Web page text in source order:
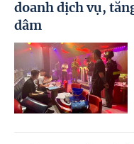
doanh dịch vụ,
dâm